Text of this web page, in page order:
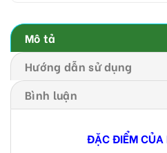
Mô tả
Hướng dẫn sử dụng
Bình luận
ĐẶC ĐIỂM CỦA